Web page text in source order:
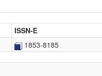
ISSN-E
1853-8185